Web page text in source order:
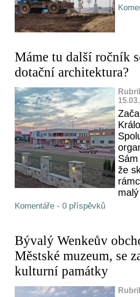
Máme tu další ročník
dotační architektura?
že
Komentáře - 0 příspěvků
Bývalý Wenkeův
Městské muzeum, se
kulturní památky